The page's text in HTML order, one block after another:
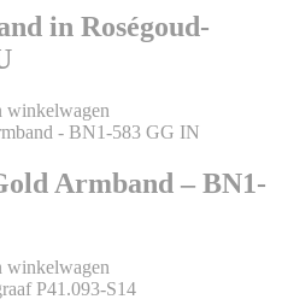
in Roségoud-
winkelwagen
Armband – BN1-
winkelwagen